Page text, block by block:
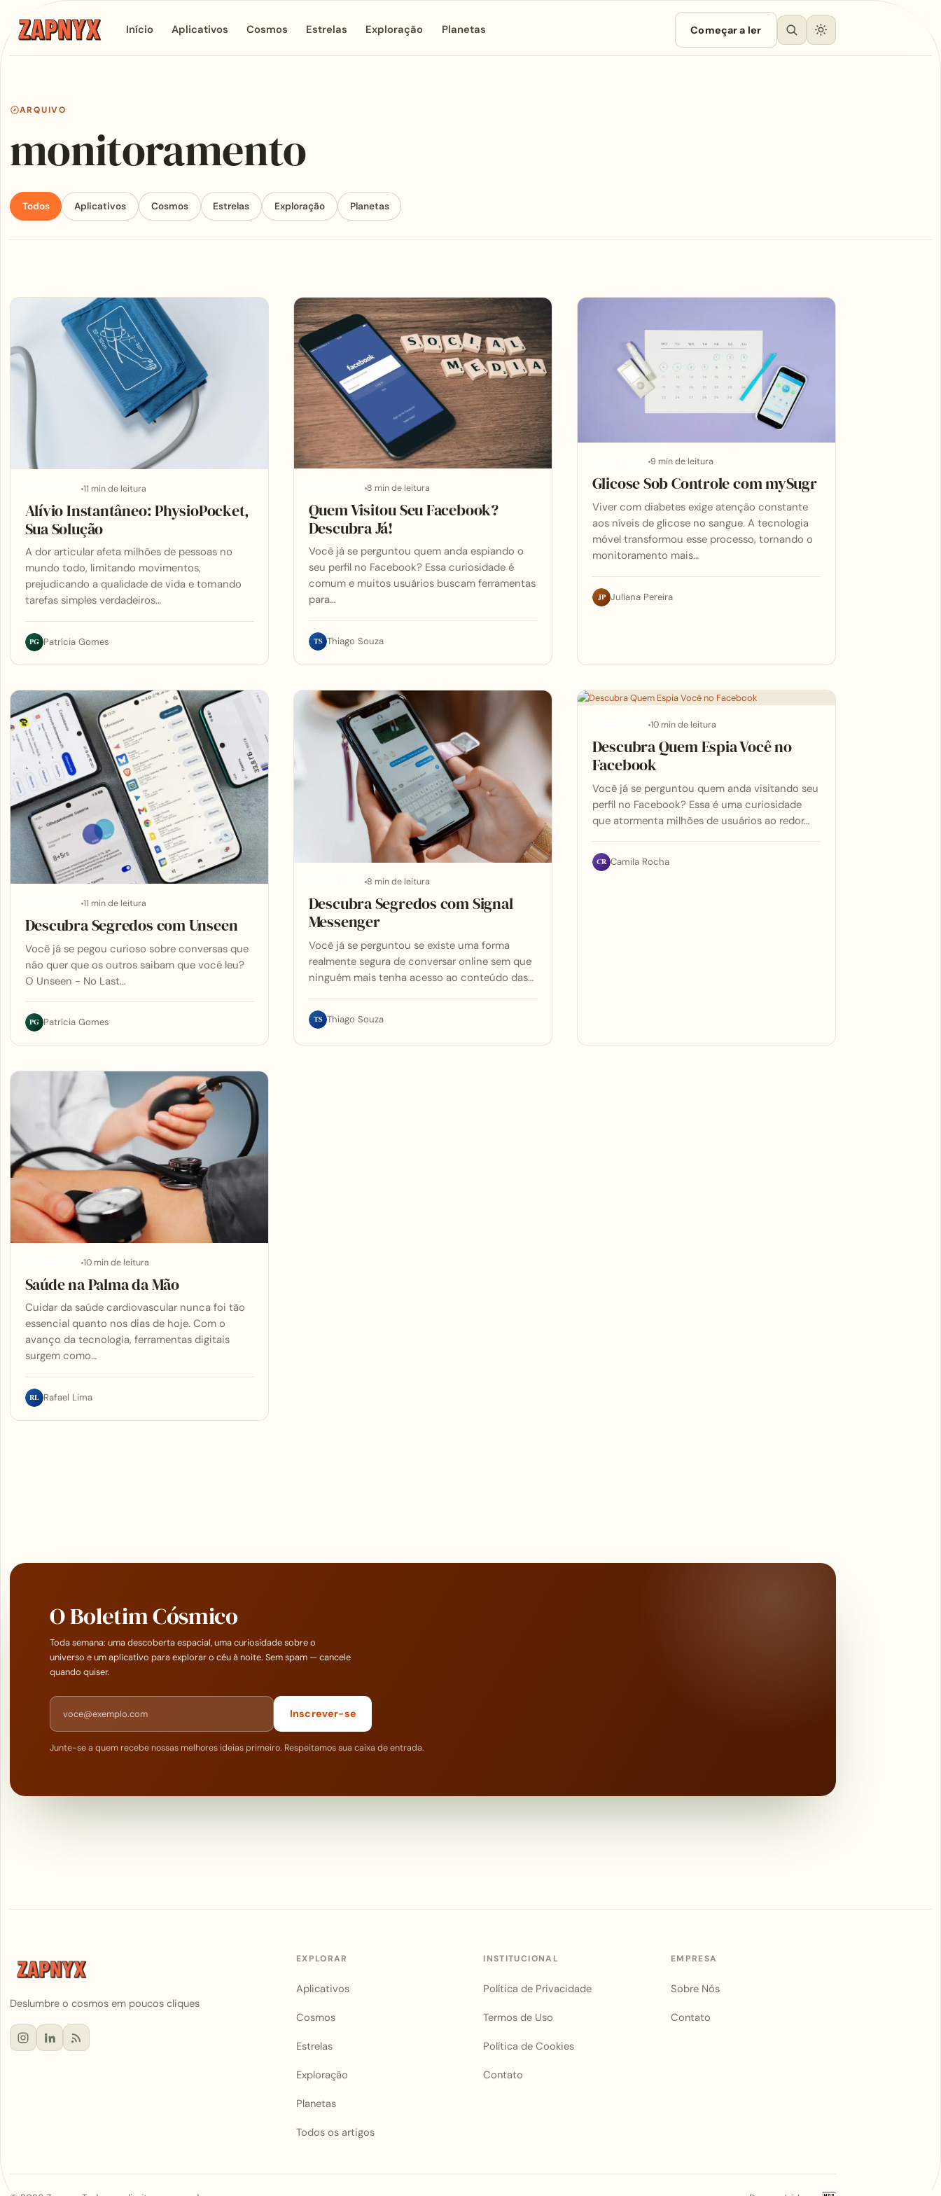
Início Aplicativos Cosmos Estrelas Exploração Planetas Começar a ler
ARQUIVO
monitoramento
Todos Aplicativos Cosmos Estrelas Exploração Planetas
Articles
11 min de leitura
Alívio Instantâneo: PhysioPocket,
Sua Solução
A dor articular afeta milhões de pessoas no
mundo todo, limitando movimentos,
prejudicando a qualidade de vida e tornando
tarefas simples verdadeiros…
PG Patrícia Gomes
APLICATIVOS 8 min de leitura
Quem Visitou Seu Facebook?
Descubra Já!
Você já se perguntou quem anda espiando o
seu perfil no Facebook? Essa curiosidade é
comum e muitos usuários buscam ferramentas
para…
TS Thiago Souza
APLICATIVOS 9 min de leitura
Glicose Sob Controle com mySugr
Viver com diabetes exige atenção constante
aos níveis de glicose no sangue. A tecnologia
móvel transformou esse processo, tornando o
monitoramento mais…
JP Juliana Pereira
11 min de leitura
Descubra Segredos com Unseen
Você já se pegou curioso sobre conversas que
não quer que os outros saibam que você leu?
O Unseen - No Last…
PG Patrícia Gomes
APLICATIVOS 8 min de leitura
Descubra Segredos com Signal
Messenger
Você já se perguntou se existe uma forma
realmente segura de conversar online sem que
ninguém mais tenha acesso ao conteúdo das…
TS Thiago Souza
APLICATIVOS 10 min de leitura
Descubra Quem Espia Você no
Facebook
Você já se perguntou quem anda visitando seu
perfil no Facebook? Essa é uma curiosidade
que atormenta milhões de usuários ao redor…
CR Camila Rocha
10 min de leitura
Saúde na Palma da Mão
Cuidar da saúde cardiovascular nunca foi tão
essencial quanto nos dias de hoje. Com o
avanço da tecnologia, ferramentas digitais
surgem como…
RL Rafael Lima
O Boletim Cósmico
Toda semana: uma descoberta espacial, uma curiosidade sobre o
universo e um aplicativo para explorar o céu à noite. Sem spam — cancele
quando quiser.
Endereço de e-mail
Inscrever-se
Junte-se a quem recebe nossas melhores ideias primeiro. Respeitamos sua caixa de entrada.
Deslumbre o cosmos em poucos cliques
EXPLORAR
Aplicativos
Cosmos
Estrelas
Exploração
Planetas
Todos os artigos
INSTITUCIONAL
Política de Privacidade
Termos de Uso
Política de Cookies
Contato
EMPRESA
Sobre Nós
Contato